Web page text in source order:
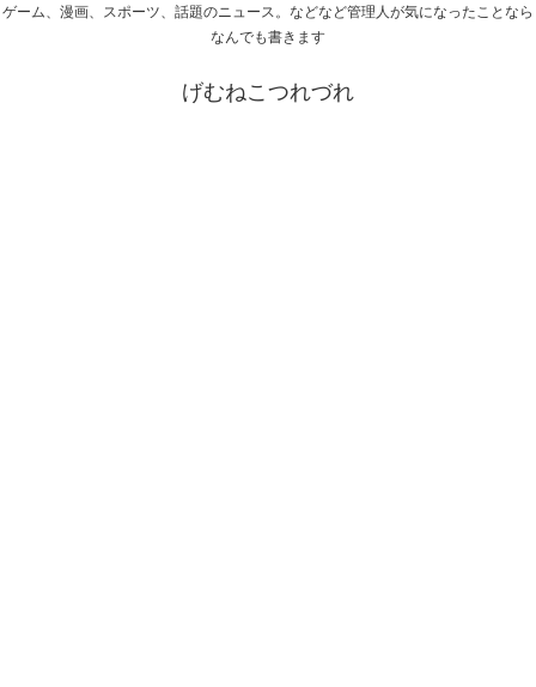
ゲーム、漫画、スポーツ、話題のニュース。などなど管理人が気になったことなら
なんでも書きます
げむねこつれづれ